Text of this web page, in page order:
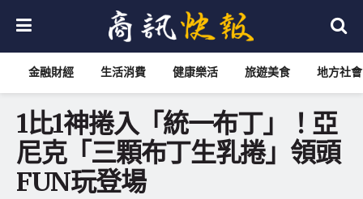
金融財經 生活消費 健康樂活 旅遊美食 地方社會
1比1神捲入「統一布丁」！亞
尼克「三顆布丁生乳捲」領頭
FUN玩登場